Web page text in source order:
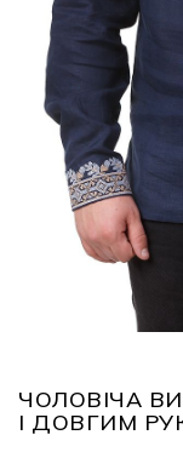
ЧОЛОВІЧА
І ДОВГИМ